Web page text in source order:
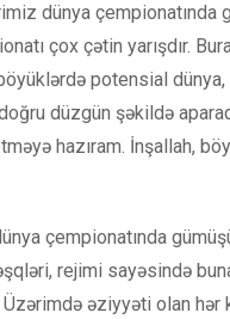
dünya çempionatında
çox çətin yarışdır.
potensial
düzgün şəkildə
hazıram. İnşallah,
çempionatında
rejimi sayəsində
əziyyəti olan